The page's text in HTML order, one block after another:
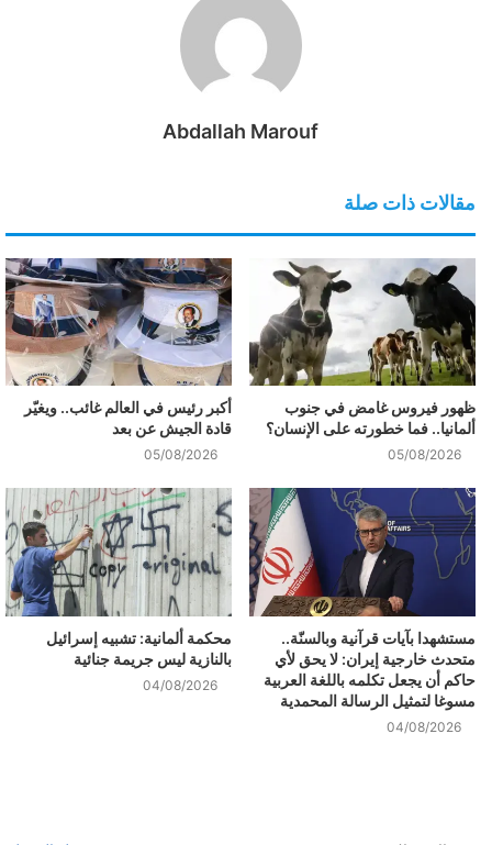
Abdallah Marouf
مقالات ذات صلة
ظهور فيروس غامض في جنوب
ألمانيا.. فما خطورته على الإنسان؟
05/08/2026
أكبر رئيس في العالم غائب.. ويغيّر
قادة الجيش عن بعد
05/08/2026
مستشهدا بآيات قرآنية وبالسنّة..
متحدث خارجية إيران: لا يحق لأي
حاكم أن يجعل تكلمه باللغة العربية
مسوغا لتمثيل الرسالة المحمدية
04/08/2026
محكمة ألمانية: تشبيه إسرائيل
بالنازية ليس جريمة جنائية
04/08/2026